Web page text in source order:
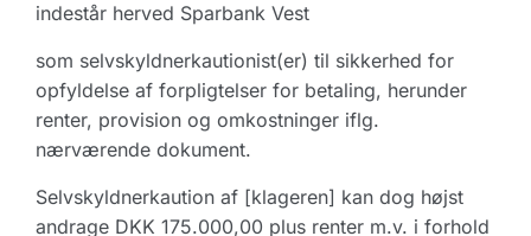
indestår herved Sparbank Vest
som selvskyldnerkautionist(er) til sikkerhed for
opfyldelse af forpligtelser for betaling, herunder
renter, provision og omkostninger iflg.
nærværende dokument.
Selvskyldnerkaution af [klageren] kan dog højst
andrage DKK 175.000,00 plus renter m.v. i forhold